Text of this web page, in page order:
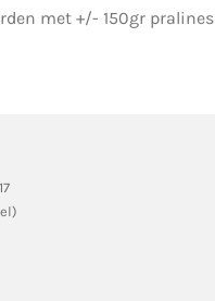
met +/- 150gr pralines